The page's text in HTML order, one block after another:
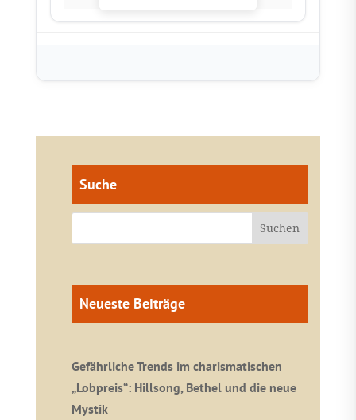
Suche
Neueste Beiträge
Gefährliche Trends im charismatischen
„Lobpreis“: Hillsong, Bethel und die neue
Mystik